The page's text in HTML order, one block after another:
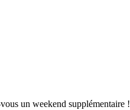
un weekend supplémentaire !